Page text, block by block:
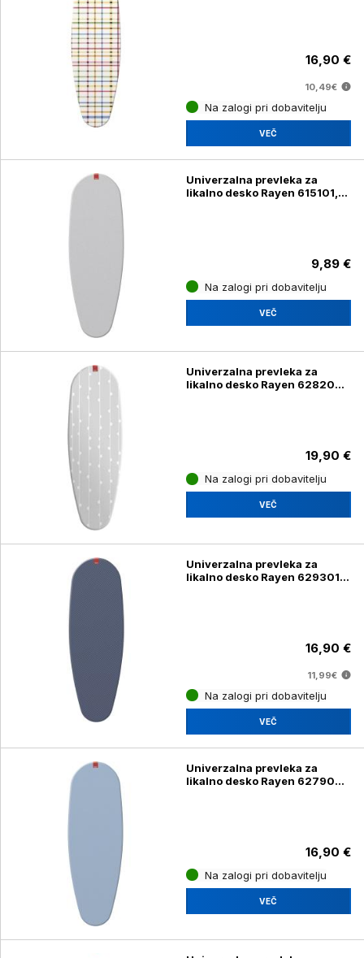
16,90 €
10,49€
Na zalogi pri dobavitelju
VEČ
Univerzalna prevleka za
likalno desko Rayen 615101,
9,89 €
Na zalogi pri dobavitelju
VEČ
Univerzalna prevleka za
likalno desko Rayen 628202,
19,90 €
Na zalogi pri dobavitelju
VEČ
Univerzalna prevleka za
likalno desko Rayen 629301,
16,90 €
11,99€
Na zalogi pri dobavitelju
VEČ
Univerzalna prevleka za
likalno desko Rayen 627908,
16,90 €
Na zalogi pri dobavitelju
VEČ